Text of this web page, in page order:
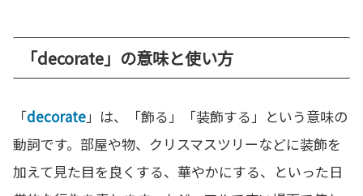
「decorate」の意味と使い方
「decorate」は、「飾る」「装飾する」という意味の
動詞です。部屋や物、クリスマスツリーなどに装飾を
加えて見た目を良くする、華やかにする、といった日